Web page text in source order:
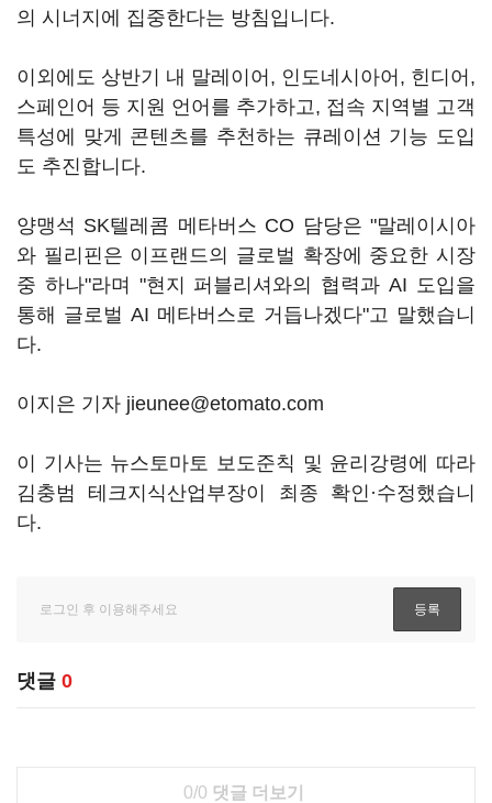
의 시너지에 집중한다는 방침입니다.
이외에도 상반기 내 말레이어, 인도네시아어, 힌디어,
스페인어 등 지원 언어를 추가하고, 접속 지역별 고객
특성에 맞게 콘텐츠를 추천하는 큐레이션 기능 도입
도 추진합니다.
양맹석 SK텔레콤 메타버스 CO 담당은 "말레이시아
와 필리핀은 이프랜드의 글로벌 확장에 중요한 시장
중 하나"라며 "현지 퍼블리셔와의 협력과 AI 도입을
통해 글로벌 AI 메타버스로 거듭나겠다"고 말했습니
다.
이지은 기자 jieunee@etomato.com
이 기사는 뉴스토마토 보도준칙 및 윤리강령에 따라
김충범 테크지식산업부장이 최종 확인·수정했습니
다.
댓글 0
0/0 댓글 더보기